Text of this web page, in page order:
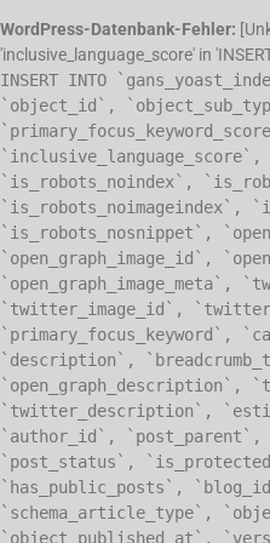
WordPress-Datenbank-Fehler:
'inclusive_language_score' in
INSERT INTO
`object_id`,
`is_robots_noindex`,
`is_robots_noimageindex`,
`is_robots_nosnippet`,
`open_graph_image_id`,
`open_graph_image_meta`,
`twitter_image_id`,
`primary_focus_keyword`,
`description`,
`twitter_description`,
`author_id`, `post_parent`,
`post_status`,
`has_public_posts`,
`schema_article_type`,
`object_published_at`,